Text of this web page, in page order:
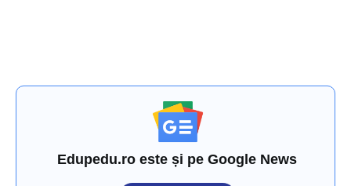
Edupedu.ro este și pe Google News